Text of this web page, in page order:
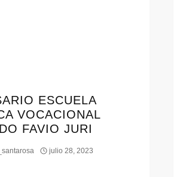
ESCUELA
VOCACIONAL
FAVIO JURI
julio 28, 2023